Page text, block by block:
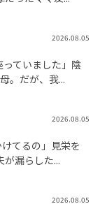
2026.08.05
っていました」陰
。だが、我...
2026.08.05
てるの」見栄を
漏らした...
2026.08.05